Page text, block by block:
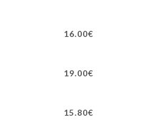
16.00€
19.00€
15.80€